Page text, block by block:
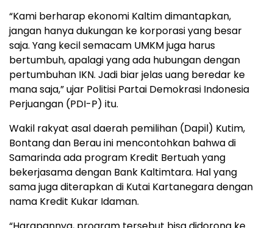
“Kami berharap ekonomi Kaltim dimantapkan,
jangan hanya dukungan ke korporasi yang besar
saja. Yang kecil semacam UMKM juga harus
bertumbuh, apalagi yang ada hubungan dengan
pertumbuhan IKN. Jadi biar jelas uang beredar ke
mana saja,” ujar Politisi Partai Demokrasi Indonesia
Perjuangan (PDI-P) itu.
Wakil rakyat asal daerah pemilihan (Dapil) Kutim,
Bontang dan Berau ini mencontohkan bahwa di
Samarinda ada program Kredit Bertuah yang
bekerjasama dengan Bank Kaltimtara. Hal yang
sama juga diterapkan di Kutai Kartanegara dengan
nama Kredit Kukar Idaman.